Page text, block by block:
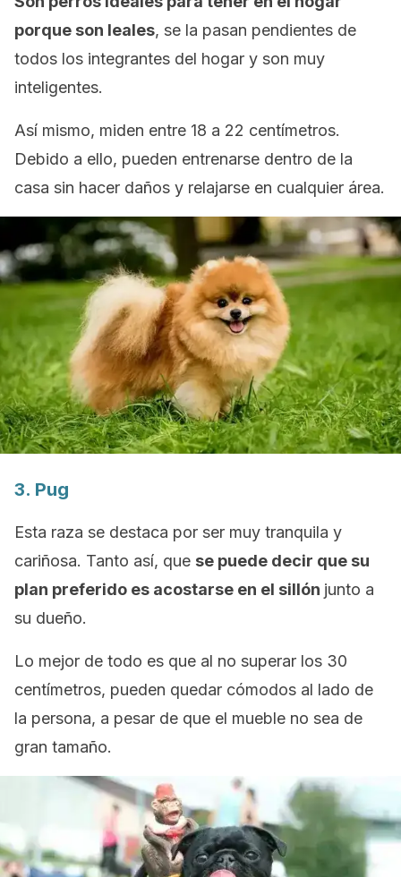
porque son leales, se la pasan pendientes de
todos los integrantes del hogar y son muy
inteligentes.
Así mismo, miden entre 18 a 22 centímetros.
Debido a ello, pueden entrenarse dentro de la
casa sin hacer daños y relajarse en cualquier área.
3. Pug
Esta raza se destaca por ser muy tranquila y
cariñosa. Tanto así, que se puede decir que su
plan preferido es acostarse en el sillón junto a
su dueño.
Lo mejor de todo es que al no superar los 30
centímetros, pueden quedar cómodos al lado de
la persona, a pesar de que el mueble no sea de
gran tamaño.